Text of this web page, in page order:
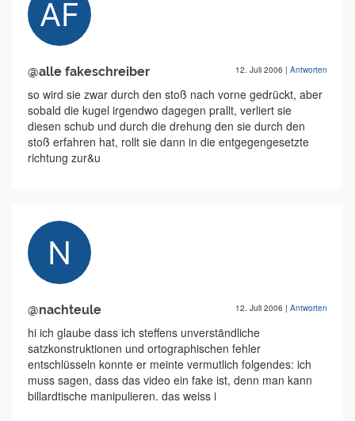
@alle fakeschreiber 12. Juli 2006 | Antworten
so wird sie zwar durch den stoß nach vorne gedrückt, aber
sobald die kugel irgendwo dagegen prallt, verliert sie
diesen schub und durch die drehung den sie durch den
stoß erfahren hat, rollt sie dann in die entgegengesetzte
richtung zur&u
@nachteule 12. Juli 2006 | Antworten
hi ich glaube dass ich steffens unverständliche
satzkonstruktionen und ortographischen fehler
entschlüsseln konnte er meinte vermutlich folgendes: ich
muss sagen, dass das video ein fake ist, denn man kann
billardtische manipulieren. das weiss i